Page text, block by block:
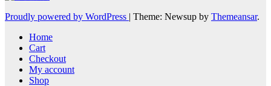
Proudly powered by WordPress | Theme: Newsup by Themeansar.
Home
Cart
Checkout
My account
Shop